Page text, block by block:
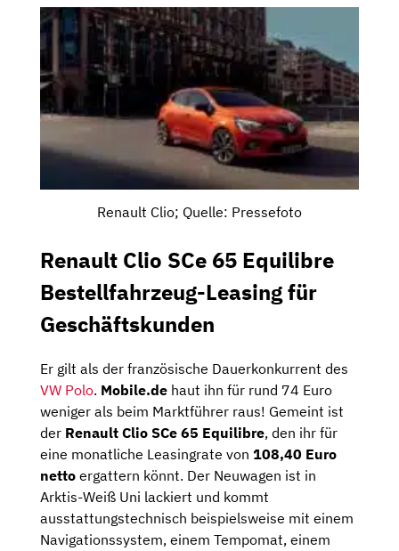
Renault Clio; Quelle: Pressefoto
Renault Clio SCe 65 Equilibre
Bestellfahrzeug-Leasing für
Geschäftskunden
Er gilt als der französische Dauerkonkurrent des
VW Polo. Mobile.de haut ihn für rund 74 Euro
weniger als beim Marktführer raus! Gemeint ist
der Renault Clio SCe 65 Equilibre, den ihr für
eine monatliche Leasingrate von 108,40 Euro
netto ergattern könnt. Der Neuwagen ist in
Arktis-Weiß Uni lackiert und kommt
ausstattungstechnisch beispielsweise mit einem
Navigationssystem, einem Tempomat, einem